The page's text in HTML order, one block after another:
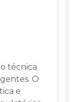
técnica
O
e